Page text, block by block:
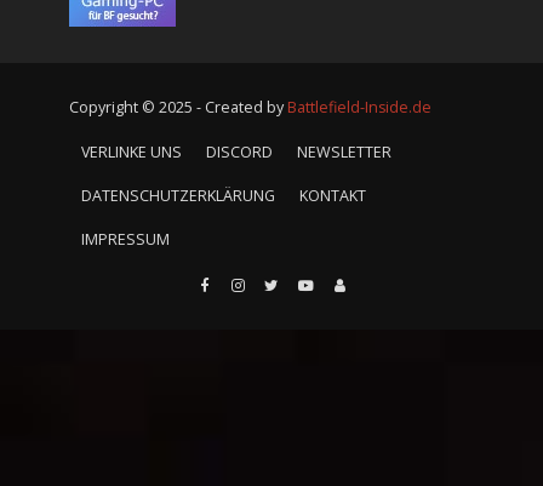
Copyright © 2025 - Created by Battlefield-Inside.de
VERLINKE UNS DISCORD NEWSLETTER
DATENSCHUTZERKLÄRUNG KONTAKT
IMPRESSUM